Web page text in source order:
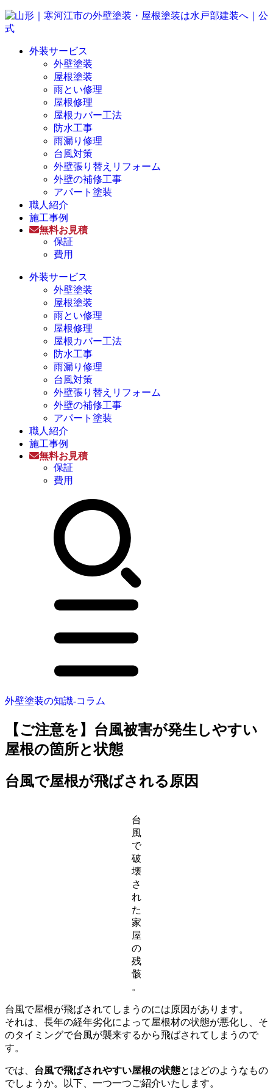
外装サービス
外壁塗装
屋根塗装
雨とい修理
屋根修理
屋根カバー工法
防水工事
雨漏り修理
台風対策
外壁張り替えリフォーム
外壁の補修工事
アパート塗装
職人紹介
施工事例
無料お見積
保証
費用
外装サービス
外壁塗装
屋根塗装
雨とい修理
屋根修理
屋根カバー工法
防水工事
雨漏り修理
台風対策
外壁張り替えリフォーム
外壁の補修工事
アパート塗装
職人紹介
施工事例
無料お見積
保証
費用
外壁塗装の知識-コラム
【ご注意を】台風被害が発生しやすい
屋根の箇所と状態
台風で屋根が飛ばされる原因
台
風
で
破
壊
さ
れ
た
家
屋
の
残
骸
。
台風で屋根が飛ばされてしまうのには原因があります。
それは、長年の経年劣化によって屋根材の状態が悪化し、そ
のタイミングで台風が襲来するから飛ばされてしまうので
す。
では、 台風で飛ばされやすい屋根の状態とはどのようなもの
でしょうか。以下、一つ一つご紹介いたします。